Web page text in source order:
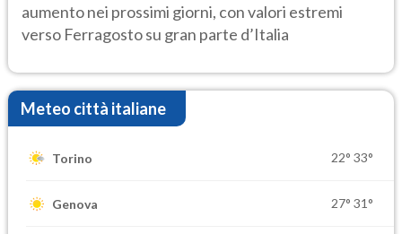
aumento nei prossimi giorni, con valori estremi
verso Ferragosto su gran parte d’Italia
Meteo città italiane
Torino 22° 33°
Genova 27° 31°